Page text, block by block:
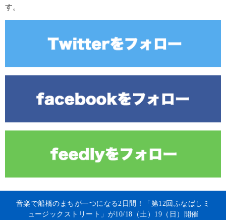
す。
音楽で船橋のまちが一つになる2日間！「第12回ふなばしミ
ュージックストリート」が10/18（土）19（日）開催